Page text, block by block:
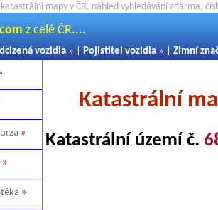
mapy v ČR, náhled vyhledávání zdarma,
z celé ČR....
vozidla » | Pojistitel vozidla » | Zimní
»
»
»
Katastrální
Katastrální území č.